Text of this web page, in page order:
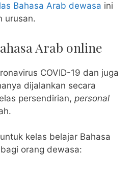
Bahasa Arab dewasa ini
urusan.
Arab online
COVID-19 dan juga
dijalankan secara
persendirian, personal
kelas belajar Bahasa
orang dewasa: